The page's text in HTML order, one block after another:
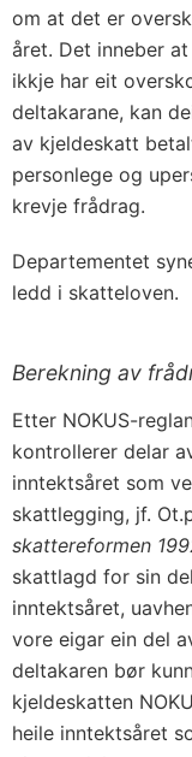
om at det er
året. Det inneber
ikkje har eit
deltakarane, kan
av kjeldeskatt
personlege og
krevje frådrag.
Departementet
ledd i skatteloven.
Berekning av
Etter NOKUS-
kontrollerer delar
inntektsåret som
skattlegging, jf.
skattereformen
skattlagd for sin
inntektsåret,
vore eigar ein del
deltakaren bør
kjeldeskatten
heile inntektsåret